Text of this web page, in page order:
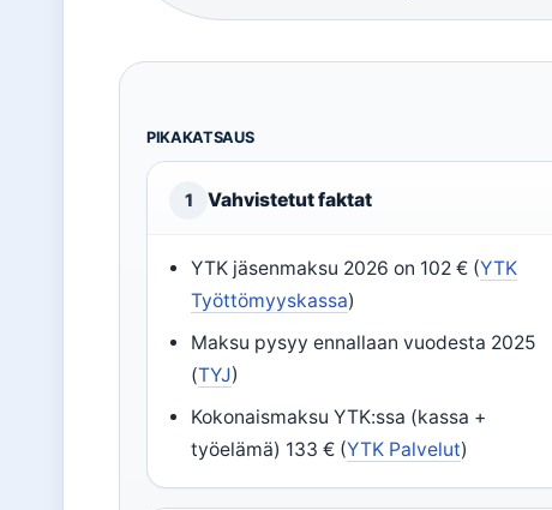
PIKAKATSAUS
1 Vahvistetut faktat
YTK jäsenmaksu 2026 on 102 € (YTK
Työttömyyskassa)
Maksu pysyy ennallaan vuodesta 2025
(TYJ)
Kokonaismaksu YTK:ssa (kassa +
työelämä) 133 € (YTK Palvelut)